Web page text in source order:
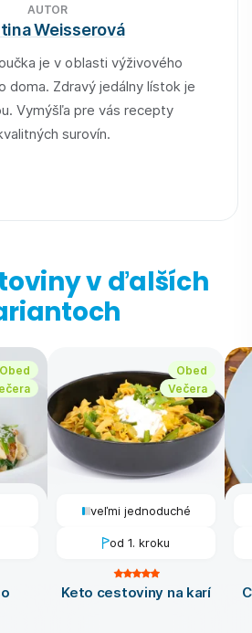
AUTOR
Weisserová
je v oblasti výživového
doma. Zdravý jedálny lístok je
Vymýšľa pre vás recepty
surovín.
v ďalších
Obed
Obed
Večera
veľmi jednoduché
od 1. kroku
Keto cestoviny na karí